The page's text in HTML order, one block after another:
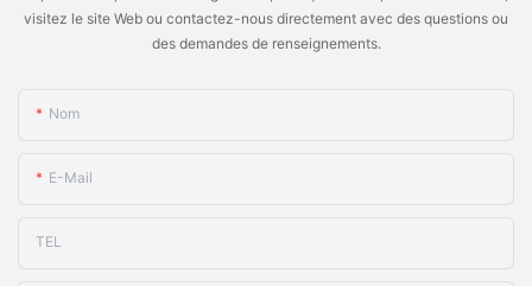
visitez le site Web ou contactez-nous directement avec des questions ou
des demandes de renseignements.
Nom
E-Mail
TEL